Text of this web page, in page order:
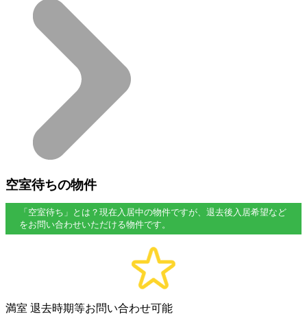
空室待ちの物件
「空室待ち」とは？現在入居中の物件ですが、退去後入居希望など
をお問い合わせいただける物件です。
満室 退去時期等お問い合わせ可能